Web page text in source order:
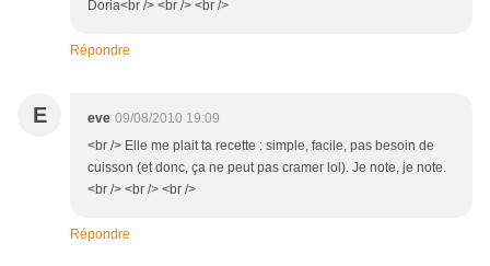
Doria<br /> <br /> <br />
Répondre
E eve 09/08/2010 19:09
<br /> Elle me plait ta recette : simple, facile, pas besoin de
cuisson (et donc, ça ne peut pas cramer lol). Je note, je note.
<br /> <br /> <br />
Répondre